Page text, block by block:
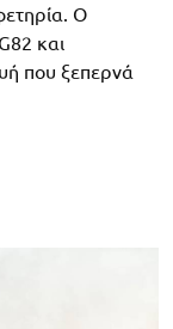
Ο
και
που ξεπερνά